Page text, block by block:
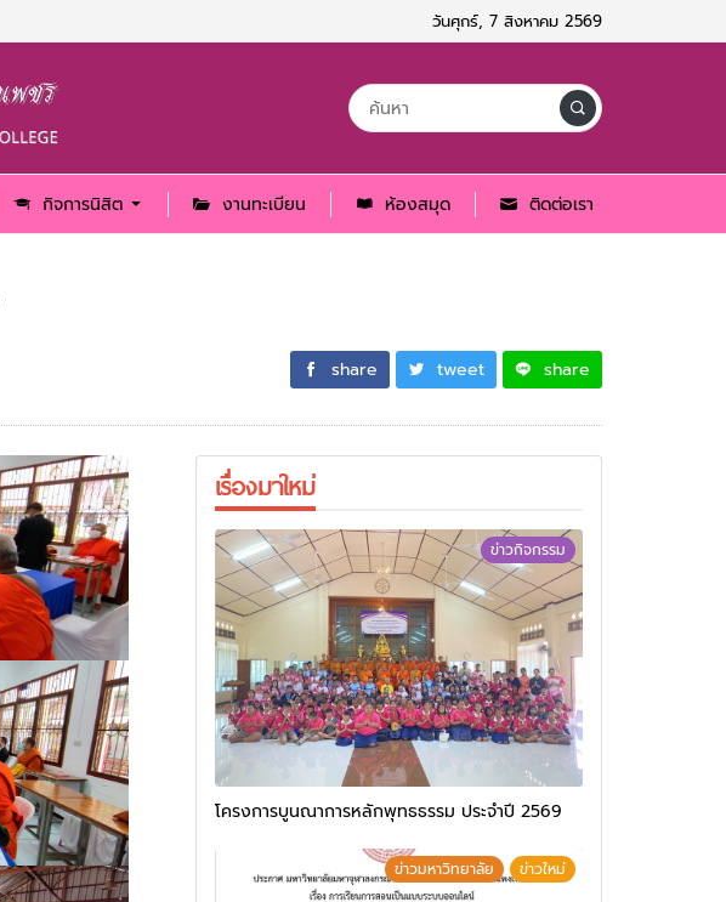
วันศุกร์, 7 สิงหาคม 2569
กิจการนิสิต งานทะเบียน ห้องสมุด ติดต่อเรา
share tweet share
เรื่องมาใหม่
ข่าวกิจกรรม
โครงการบูนณาการหลักพุทธธรรม ประจำปี 2569
ข่าวมหาวิทยาลัย ข่าวใหม่